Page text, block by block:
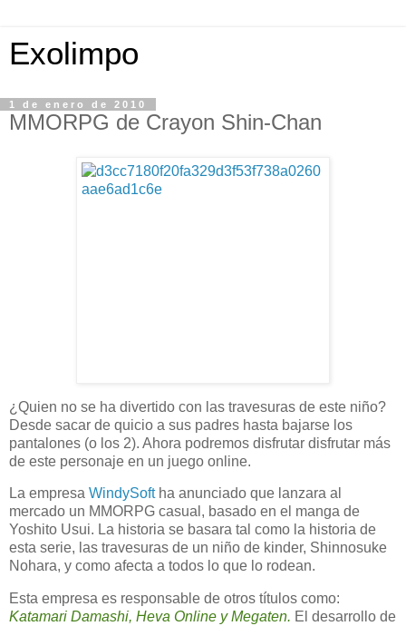
Exolimpo
1 de enero de 2010
MMORPG de Crayon Shin-Chan
¿Quien no se ha divertido con las travesuras de este niño?
Desde sacar de quicio a sus padres hasta bajarse los
pantalones (o los 2). Ahora podremos disfrutar disfrutar más
de este personaje en un juego online.
La empresa WindySoftha anunciado que lanzara al
mercado un MMORPG casual, basado en el manga de
Yoshito Usui. La historia se basara tal como la historia de
esta serie, las travesuras de un niño de kinder, Shinnosuke
Nohara, y como afecta a todos lo que lo rodean.
Esta empresa es responsable de otros títulos como:
Katamari Damashi, Heva Online y Megaten. El desarrollo de